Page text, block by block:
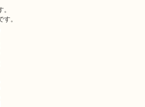
。